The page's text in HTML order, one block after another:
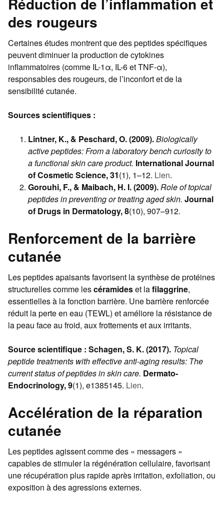
des rougeurs
Certaines études montrent que des peptides spécifiques
peuvent diminuer la production de cytokines
inflammatoires (comme IL-1α, IL-6 et TNF-α),
responsables des rougeurs, de l’inconfort et de la
sensibilité cutanée.
Sources scientifiques :
Lintner, K., & Peschard, O. (2009).Biologically
active peptides: From a laboratory bench curiosity to
a functional skin care product. International Journal
of Cosmetic Science, 31(1), 1–12. Lien.
Gorouhi, F., & Maibach, H. I. (2009).Role of topical
peptides in preventing or treating aged skin. Journal
of Drugs in Dermatology, 8(10), 907–912.
Renforcement de la barrière
cutanée
Les peptides apaisants favorisent la synthèse de protéines
structurelles comme lescéramideset lafilaggrine,
essentielles à la fonction barrière. Une barrière renforcée
réduit la perte en eau (TEWL) et améliore la résistance de
la peau face au froid, aux frottements et aux irritants.
Source scientifique : Schagen, S. K. (2017). Topical
peptide treatments with effective anti-aging results: The
current status of peptides in skin care. Dermato-
Endocrinology, 9(1), e1385145. Lien.
Accélération de la réparation
cutanée
Les peptides agissent comme des « messagers »
capables de stimuler la régénération cellulaire, favorisant
une récupération plus rapide après irritation, exfoliation, ou
exposition à des agressions externes.